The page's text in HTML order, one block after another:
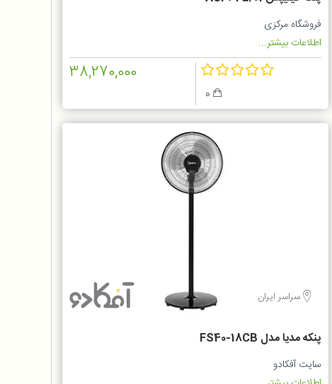
فروشگاه مرکزی
اطلاعات بیشتر...
38,270,000
سراسر ایران
پنکه مدیا مدل FS40-18CB
سایت آفکادو